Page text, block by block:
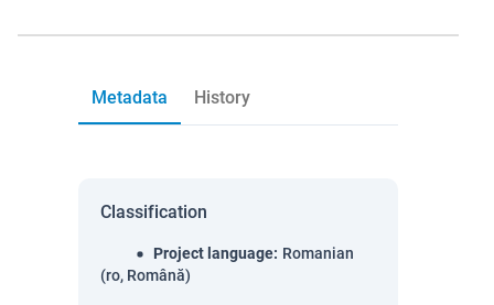
Metadata History
Classification
Project language: Romanian
(ro, Română)